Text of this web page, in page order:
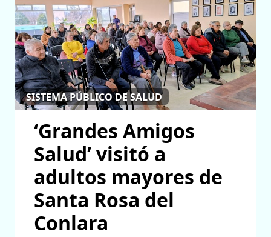
SISTEMA PÚBLICO DE SALUD
‘Grandes Amigos
Salud’ visitó a
adultos mayores de
Santa Rosa del
Conlara